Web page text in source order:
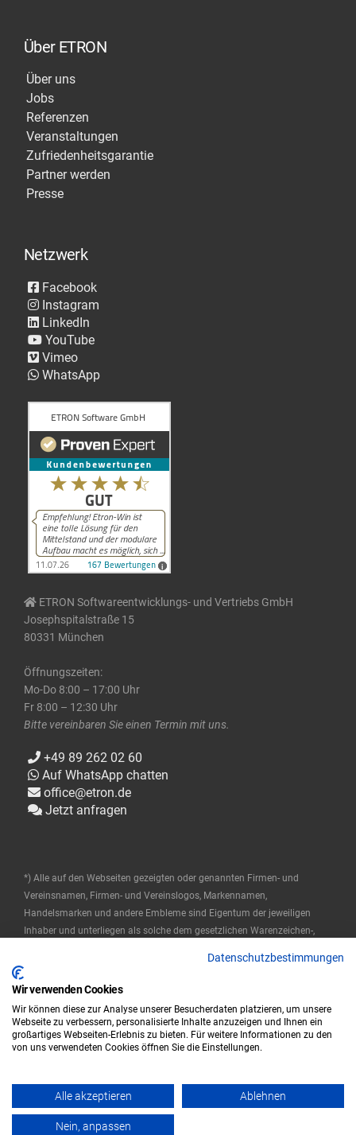
Über ETRON
Über uns
Jobs
Referenzen
Veranstaltungen
Zufriedenheitsgarantie
Partner werden
Presse
Netzwerk
Facebook
Instagram
LinkedIn
YouTube
Vimeo
WhatsApp
ETRON Softwareentwicklungs- und Vertriebs GmbH
Josephspitalstraße 15
80331 München
Öffnungszeiten:
Mo-Do 8:00 – 17:00 Uhr
Fr 8:00 – 12:30 Uhr
Bitte vereinbaren Sie einen Termin mit uns.
+49 89 262 02 60
Auf WhatsApp chatten
office@etron.de
Jetzt anfragen
*) Alle auf den Webseiten gezeigten oder genannten Firmen- und
Vereinsnamen, Firmen- und Vereinslogos, Markennamen,
Handelsmarken und andere Embleme sind Eigentum der jeweiligen
Inhaber und unterliegen als solche dem gesetzlichen Warenzeichen-,
stellen keine Zugehörigkeit durch die Markeninhaber dar.
© 2025 ETRON Softwareentwicklungs- und Vertriebs GmbH
Impressum | Datenschutz | AGB
© 2023 ETRON - Powered by ETRON - Webshop, Warenwirtschaft und
Kassensysteme
Datenschutzbestimmungen
Wir verwenden Cookies
Wir können diese zur Analyse unserer Besucherdaten platzieren, um unsere
Webseite zu verbessern, personalisierte Inhalte anzuzeigen und Ihnen ein
großartiges Webseiten-Erlebnis zu bieten. Für weitere Informationen zu den
von uns verwendeten Cookies öffnen Sie die Einstellungen.
Alle akzeptieren Ablehnen
Nein, anpassen